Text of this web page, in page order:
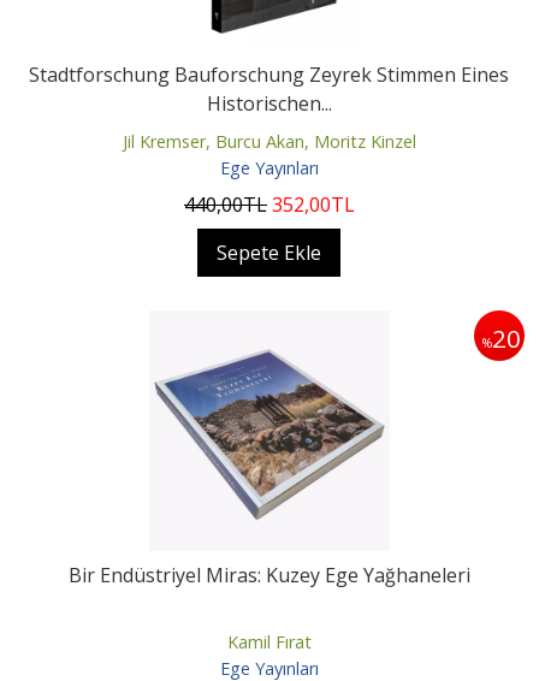
Stadtforschung Bauforschung Zeyrek Stimmen Eines
Historischen...
Jil Kremser, Burcu Akan, Moritz Kinzel
Ege Yayınları
440,00TL352,00TL
Sepete Ekle
%20
Bir Endüstriyel Miras: Kuzey Ege Yağhaneleri
Kamil Fırat
Ege Yayınları